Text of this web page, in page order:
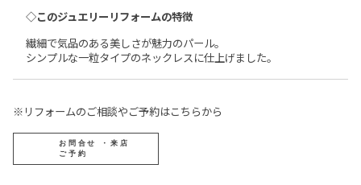
◇このジュエリーリフォームの特徴
繊細で気品のある美しさが魅力のパール。
シンプルな一粒タイプのネックレスに仕上げました。
※リフォームのご相談やご予約はこちらから
お問合せ ・来店
ご予約